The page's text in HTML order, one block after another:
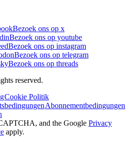
Bezoek ons op x
Bezoek ons op youtube
Bezoek ons op instagram
Bezoek ons op telegram
Bezoek ons op threads
reserved.
Cookie Politik
Abonnementbedingungen
and the Google Privacy
apply.